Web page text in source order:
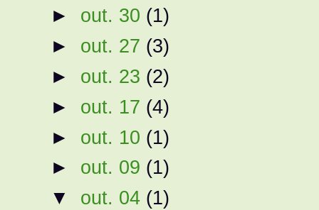
► out. 30 (1)
► out. 27 (3)
► out. 23 (2)
► out. 17 (4)
► out. 10 (1)
► out. 09 (1)
▼ out. 04 (1)